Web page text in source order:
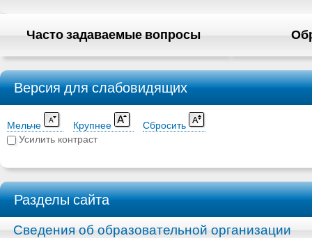
Часто задаваемые вопросы
Версия для слабовидящих
Мельче Крупнее
Сбросить
Усилить контраст
Разделы сайта
Сведения об образовательной организации